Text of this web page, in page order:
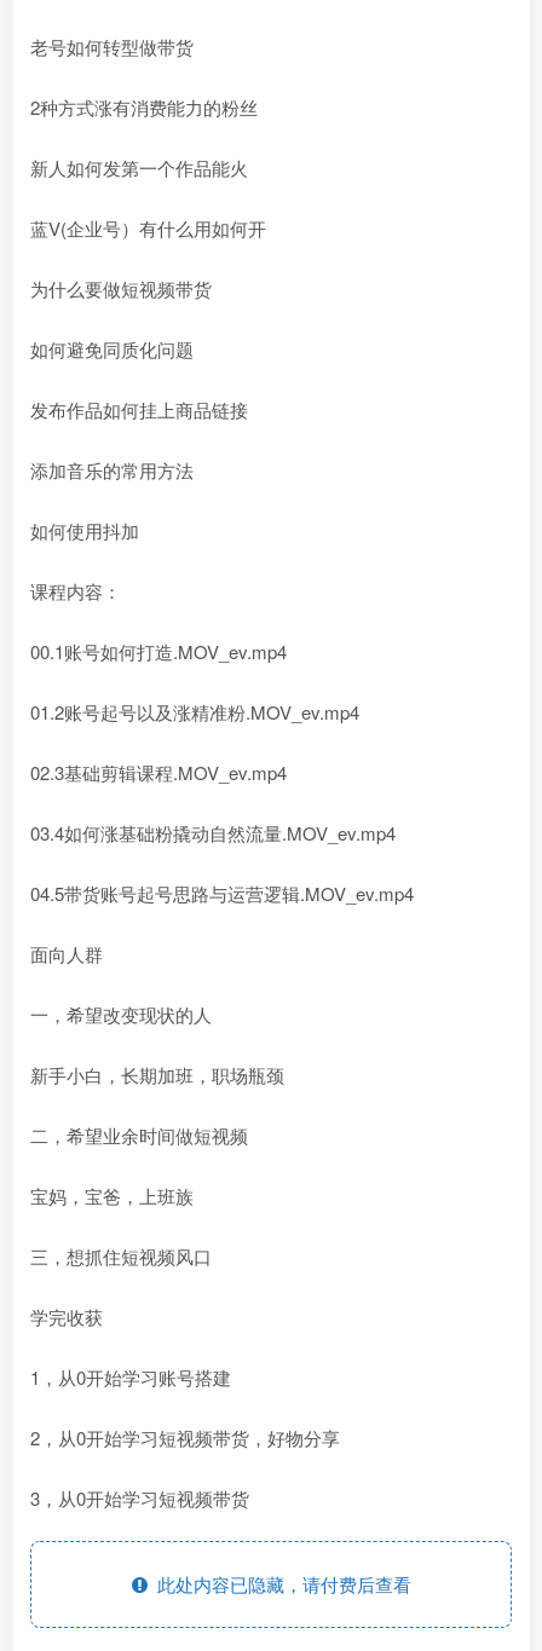
老号如何转型做带货
2种方式涨有消费能力的粉丝
新人如何发第一个作品能火
蓝V(企业号）有什么用如何开
为什么要做短视频带货
如何避免同质化问题
发布作品如何挂上商品链接
添加音乐的常用方法
如何使用抖加
课程内容：
00.1账号如何打造.MOV_ev.mp4
01.2账号起号以及涨精准粉.MOV_ev.mp4
02.3基础剪辑课程.MOV_ev.mp4
03.4如何涨基础粉撬动自然流量.MOV_ev.mp4
04.5带货账号起号思路与运营逻辑.MOV_ev.mp4
面向人群
一，希望改变现状的人
新手小白，长期加班，职场瓶颈
二，希望业余时间做短视频
宝妈，宝爸，上班族
三，想抓住短视频风口
学完收获
1，从0开始学习账号搭建
2，从0开始学习短视频带货，好物分享
3，从0开始学习短视频带货
此处内容已隐藏，请付费后查看